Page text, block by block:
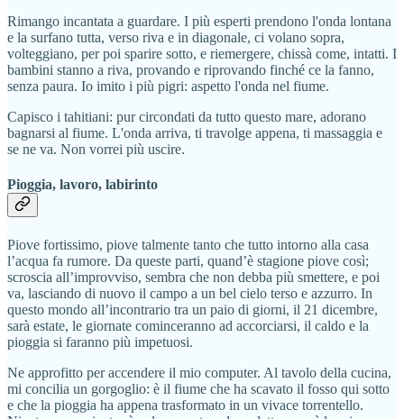
Rimango incantata a guardare. I più esperti prendono l'onda lontana
e la surfano tutta, verso riva e in diagonale, ci volano sopra,
volteggiano, per poi sparire sotto, e riemergere, chissà come, intatti. I
bambini stanno a riva, provando e riprovando finché ce la fanno,
senza paura. Io imito i più pigri: aspetto l'onda nel fiume.
Capisco i tahitiani: pur circondati da tutto questo mare, adorano
bagnarsi al fiume. L'onda arriva, ti travolge appena, ti massaggia e
se ne va. Non vorrei più uscire.
Pioggia, lavoro, labirinto
Piove fortissimo, piove talmente tanto che tutto intorno alla casa
l’acqua fa rumore. Da queste parti, quand’è stagione piove così;
scroscia all’improvviso, sembra che non debba più smettere, e poi
va, lasciando di nuovo il campo a un bel cielo terso e azzurro. In
questo mondo all’incontrario tra un paio di giorni, il 21 dicembre,
sarà estate, le giornate cominceranno ad accorciarsi, il caldo e la
pioggia si faranno più impetuosi.
Ne approfitto per accendere il mio computer. Al tavolo della cucina,
mi concilia un gorgoglio: è il fiume che ha scavato il fosso qui sotto
e che la pioggia ha appena trasformato in un vivace torrentello.